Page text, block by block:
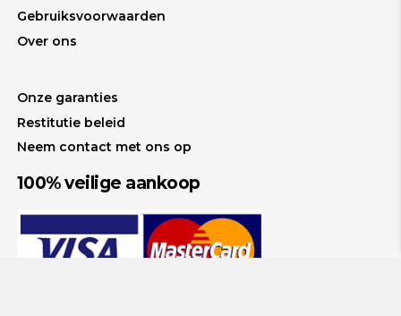
Gebruiksvoorwaarden
Over ons
Onze garanties
Restitutie beleid
Neem contact met ons op
100% veilige aankoop